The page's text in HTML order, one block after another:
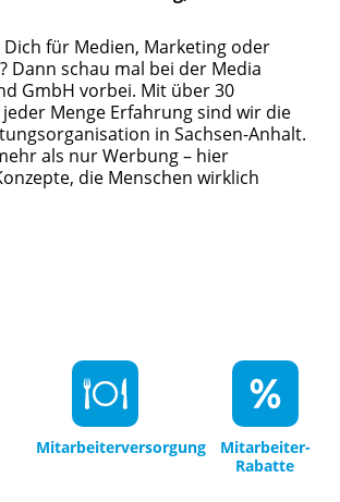
für Medien, Marketing oder
Dann schau mal bei der Media
GmbH vorbei. Mit über 30
Menge Erfahrung sind wir die
in Sachsen-Anhalt.
als nur Werbung – hier
die Menschen wirklich
Mitarbeiterversorgung
Mitarbeiter-
Rabatte